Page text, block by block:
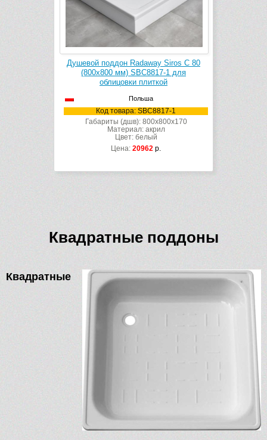
Душевой поддон Radaway Siros C 80
(800х800 мм) SBC8817-1 для
облицовки плиткой
Польша
Код товара: SBC8817-1
Габариты (дшв): 800x800x170
Материал: акрил
Цвет: белый
Цена: 20962 р.
Квадратные поддоны
Квадратные